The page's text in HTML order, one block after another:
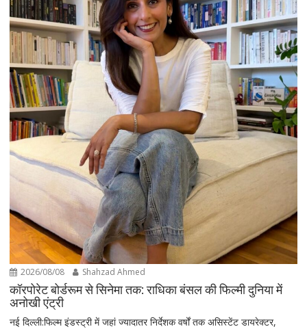
2026/08/08 Shahzad Ahmed
कॉरपोरेट बोर्डरूम से सिनेमा तक: राधिका बंसल की फिल्मी दुनिया में
अनोखी एंट्री
नई दिल्ली:फिल्म इंडस्ट्री में जहां ज्यादातर निर्देशक वर्षों तक असिस्टेंट डायरेक्टर,